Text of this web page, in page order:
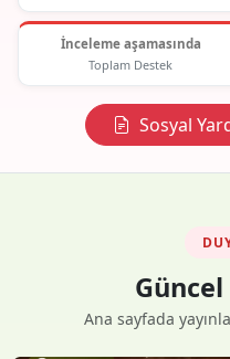
İnceleme aşamasında
Toplam Destek
Sosyal
Ana sayfada